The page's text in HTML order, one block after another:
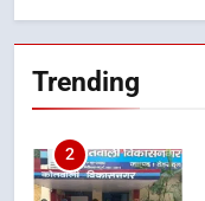
Trending
3